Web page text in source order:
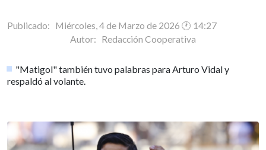
Publicado: Miércoles, 4 de Marzo de 2026 🕐 14:27
Autor: Redacción Cooperativa
"Matigol" también tuvo palabras para Arturo Vidal y
respaldó al volante.